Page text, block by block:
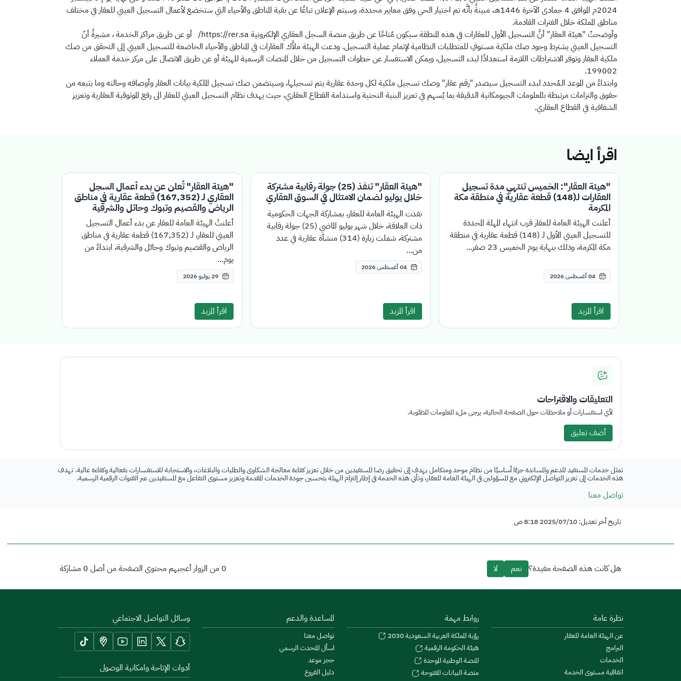
2024م الموافق 4 جمادى الآخرة 1446هـ، مبينةً بأنَّه تم اختيار الحي وفق معايير محددة، وسيتم الإعلان تباعًا عن بقية المناطق والأحياء التي ستخضع لأعمال التسجيل العيني للعقار في مختلف
مناطق المملكة خلال الفترات القادمة.
وأوضحتْ "هيئة العقار" أنَّ التسجيل الأول للعقارات في هذه المنطقة سيكون مُتاحًا عن طريق منصة السجل العقاري الإلكترونية https://rer.sa/ أو عن طريق مراكز الخدمة ، مشيرةً أنّ
التسجيل العيني يشترط وجود صك ملكية مستوفِ للمتطلبات النظامية لإتمام عملية التسجيل. ودعت الهيئة ملاَّك العقارات في المناطق والأحياء الخاضعة للتسجيل العيني إلى التحقق من صك
ملكية العقار وتوفر الاشتراطات اللازمة استعدادًا لبدء التسجيل، ويمكن الاستفسار عن خطوات التسجيل من خلال المنصات الرسمية للهيئة أو عن طريق الاتصال على مركز خدمة العملاء
199002.
وابتداءً من الموعد الـمُحدد لبدء التسجيل سيصدر "رقم عقار" وصك تسجيل ملكية لكل وحدة عقارية يتم تسجيلها، وسيتضمن صك تسجيل الملكية بيانات العقار وأوصافه وحالته وما يتبعه من
حقوق والتزامات مرتبطة بالمعلومات الجيومكانية الدقيقة بما يُسهم في تعزيز البنية التحتية واستدامة القطاع العقاري، حيث يهدف نظام التسجيل العيني للعقار الى رفع الموثوقية العقارية وتعزيز
الشفافية في القطاع العقاري.
اقرأ ايضا
"هيئة العقار": الخميس تنتهي مدة تسجيل
العقارات لـ(148) قطعة عقارية في منطقة مكة
المكرمة
أعلنت الهيئة العامة للعقار قرب انتهاء المهلة المحددة
للتسجيل العيني الأول لـ (148) قطعة عقارية في منطقة
مكة المكرمة، وذلك بنهاية يوم الخميس 23 صفر...
04 أغسطس 2026
اقرأ المزيد
"هيئة العقار" تنفذ (25) جولة رقابية مشتركة
خلال يوليو لضمان الامتثال في السوق العقاري
نفذت الهيئة العامة للعقار، بمشاركة الجهات الحكومية
ذات العلاقة، خلال شهر يوليو الماضي (25) جولة رقابية
مشتركة، شملت زيارة (314) منشأة عقارية في عدد
من...
04 أغسطس 2026
اقرأ المزيد
"هيئة العقار" تُعلن عن بدء أعمال السجل
العقاري لـ (167,352) قطعة عقارية في مناطق
الرياض والقصيم وتبوك وحائل والشرقية
أعلنتْ الهيئة العامة للعقار عن بدء أعمال التسجيل
العيني للعقار، لـ (167,352) قطعة عقارية في مناطق
الرياض والقصيم وتبوك وحائل والشرقية، ابتداءً من
يوم...
29 يوليو 2026
اقرأ المزيد
التعليقات والاقتراحات
لأي استفسارات أو ملاحظات حول الصفحة الحالية، يرجى ملء المعلومات المطلوبة.
أضف تعليق
تمثل خدمات المستفيد للدعم والمساندة جزءًا أساسيًا من نظام موحد ومتكامل يهدف إلى تحقيق رضا المستفيدين من خلال تعزيز كفاءة معالجة الشكاوى والطلبات والبلاغات، والاستجابة للاستفسارات بفعالية وكفاءة عالية. تهدف
هذه الخدمات إلى تعزيز التواصل الإلكتروني مع المسؤولين في الهيئة العامة للعقار، وتأتي هذه الخدمة في إطار إلتزام الهيئة بتحسين جودة الخدمات المقدمة وتعزيز مستوى التفاعل مع المستفيدين عبر القنوات الرقمية الرسمية.
تواصل معنا
تاريخ أخر تعديل: 2025/07/10 8:18 ص
هل كانت هذه الصفحة مفيدة؟ نعم لا 0 من الزوار أعجبهم محتوى الصفحة من أصل 0 مشاركة
نظرة عامة
عن الهيئة العامة للعقار
البرامج
الخدمات
اتفاقية مستوى الخدمة
روابط مهمة
رؤية المملكة العربية السعودية 2030
هيئة الحكومة الرقمية
المنصة الوطنية الموحدة
منصة البيانات المفتوحة
المساعدة والدعم
تواصل معنا
اسأل المتحدث الرسمي
حجز موعد
دليل الفروع
وسائل التواصل الاجتماعي
أدوات الإتاحة وامكانية الوصول